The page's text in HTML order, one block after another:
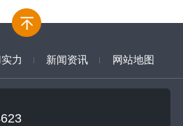
力 新闻资讯 网站地图